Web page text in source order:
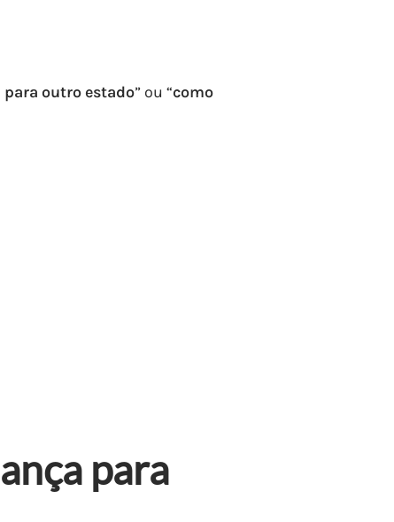
outro estado” ou “como
para